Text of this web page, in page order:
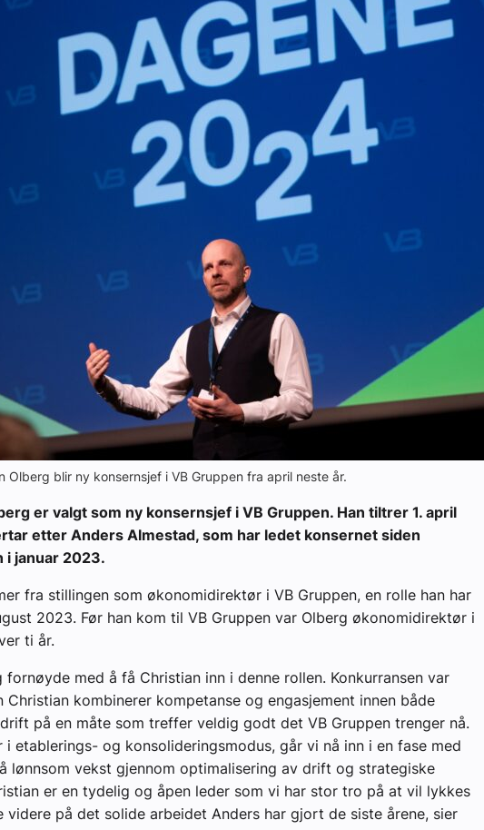
Olberg blir ny konsernsjef i VB Gruppen fra april neste år.
er valgt som ny konsernsjef i VB Gruppen. Han tiltrer 1. april
etter Anders Almestad, som har ledet konsernet siden
i januar 2023.
fra stillingen som økonomidirektør i VB Gruppen, en rolle han har
2023. Før han kom til VB Gruppen var Olberg økonomidirektør i
ti år.
fornøyde med å få Christian inn i denne rollen. Konkurransen var
Christian kombinerer kompetanse og engasjement innen både
på en måte som treffer veldig godt det VB Gruppen trenger nå.
i etablerings- og konsolideringsmodus, går vi nå inn i en fase med
lønnsom vekst gjennom optimalisering av drift og strategiske
er en tydelig og åpen leder som vi har stor tro på at vil lykkes
videre på det solide arbeidet Anders har gjort de siste årene, sier